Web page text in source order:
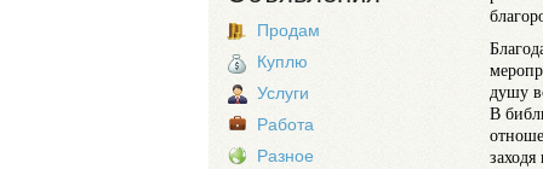
Продам
Куплю
Услуги
Работа
Разное
душу
В